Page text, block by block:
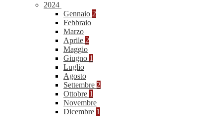
2024
Gennaio 2
Febbraio
Marzo
Aprile 2
Maggio
Giugno 1
Luglio
Agosto
Settembre 2
Ottobre 1
Novembre
Dicembre 1